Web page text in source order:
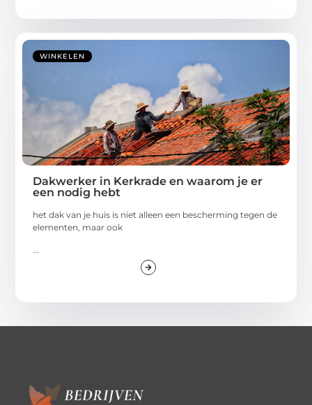
WINKELEN
Dakwerker in Kerkrade en waarom je er
een nodig hebt
het dak van je huis is niet alleen een bescherming tegen de
elementen, maar ook